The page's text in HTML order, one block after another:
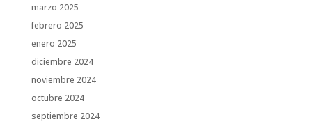
marzo 2025
febrero 2025
enero 2025
diciembre 2024
noviembre 2024
octubre 2024
septiembre 2024